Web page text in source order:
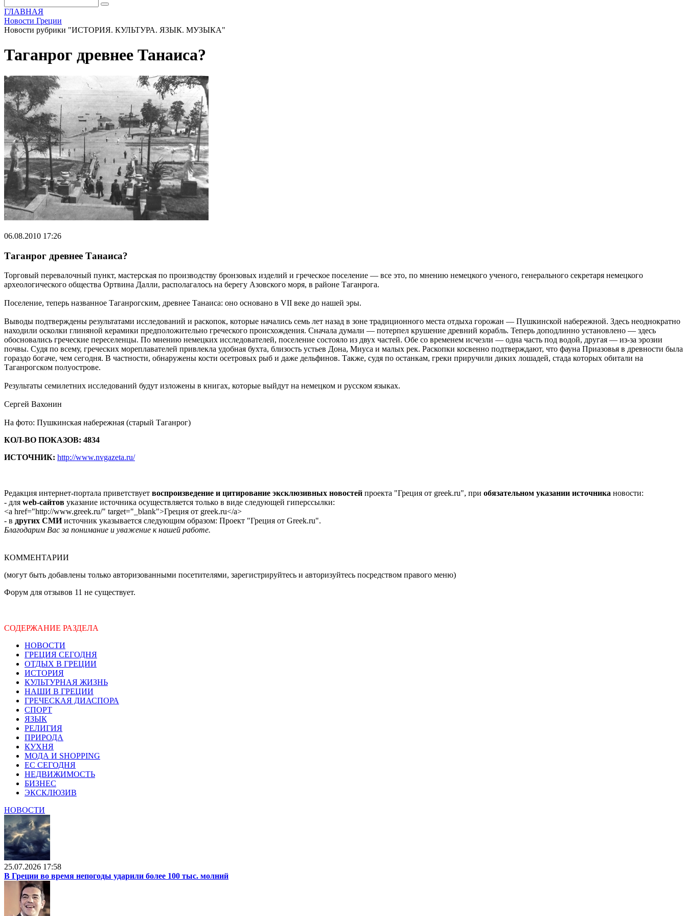
ГЛАВНАЯ
Новости Греции
Новости рубрики "ИСТОРИЯ. КУЛЬТУРА. ЯЗЫК. МУЗЫКА"
Таганрог древнее Танаиса?
06.08.2010 17:26
Таганрог древнее Танаиса?
Торговый перевалочный пункт, мастерская по производству бронзовых изделий и греческое поселение — все это, по мнению немецкого ученого, генерального секретаря немецкого
археологического общества Ортвина Далли, располагалось на берегу Азовского моря, в районе Таганрога.
Поселение, теперь названное Таганрогским, древнее Танаиса: оно основано в VII веке до нашей эры.
Выводы подтверждены результатами исследований и раскопок, которые начались семь лет назад в зоне традиционного места отдыха горожан — Пушкинской набережной. Здесь неоднократно
находили осколки глиняной керамики предположительно греческого происхождения. Сначала думали — потерпел крушение древний корабль. Теперь доподлинно установлено — здесь
обосновались греческие переселенцы. По мнению немецких исследователей, поселение состояло из двух частей. Обе со временем исчезли — одна часть под водой, другая — из-за эрозии
почвы. Судя по всему, греческих мореплавателей привлекла удобная бухта, близость устьев Дона, Миуса и малых рек. Раскопки косвенно подтверждают, что фауна Приазовья в древности была
гораздо богаче, чем сегодня. В частности, обнаружены кости осетровых рыб и даже дельфинов. Также, судя по останкам, греки приручили диких лошадей, стада которых обитали на
Таганрогском полуострове.
Результаты семилетних исследований будут изложены в книгах, которые выйдут на немецком и русском языках.
Сергей Вахонин
На фото: Пушкинская набережная (старый Таганрог)
КОЛ-ВО ПОКАЗОВ: 4834
ИСТОЧНИК: http://www.nvgazeta.ru/
Редакция интернет-портала приветствует воспроизведение и цитирование эксклюзивных новостей проекта "Греция от greek.ru", при обязательном указании источника новости:
- для web-сайтов указание источника осуществляется только в виде следующей гиперссылки:
<a href="http://www.greek.ru/" target="_blank">Греция от greek.ru</a>
- в других СМИисточник указывается следующим образом: Проект "Греция от Greek.ru".
Благодарим Вас за понимание и уважение к нашей работе.
КОММЕНТАРИИ
(могут быть добавлены только авторизованными посетителями, зарегистрируйтесь и авторизуйтесь посредством правого меню)
Форум для отзывов 11 не существует.
СОДЕРЖАНИЕ РАЗДЕЛА
НОВОСТИ
ГРЕЦИЯ СЕГОДНЯ
ОТДЫХ В ГРЕЦИИ
ИСТОРИЯ
КУЛЬТУРНАЯ ЖИЗНЬ
НАШИ В ГРЕЦИИ
ГРЕЧЕСКАЯ ДИАСПОРА
СПОРТ
ЯЗЫК
РЕЛИГИЯ
ПРИРОДА
КУХНЯ
МОДА И SHOPPING
ЕС СЕГОДНЯ
НЕДВИЖИМОСТЬ
БИЗНЕС
ЭКСКЛЮЗИВ
НОВОСТИ
25.07.2026 17:58
В Греции во время непогоды ударили более 100 тыс. молний